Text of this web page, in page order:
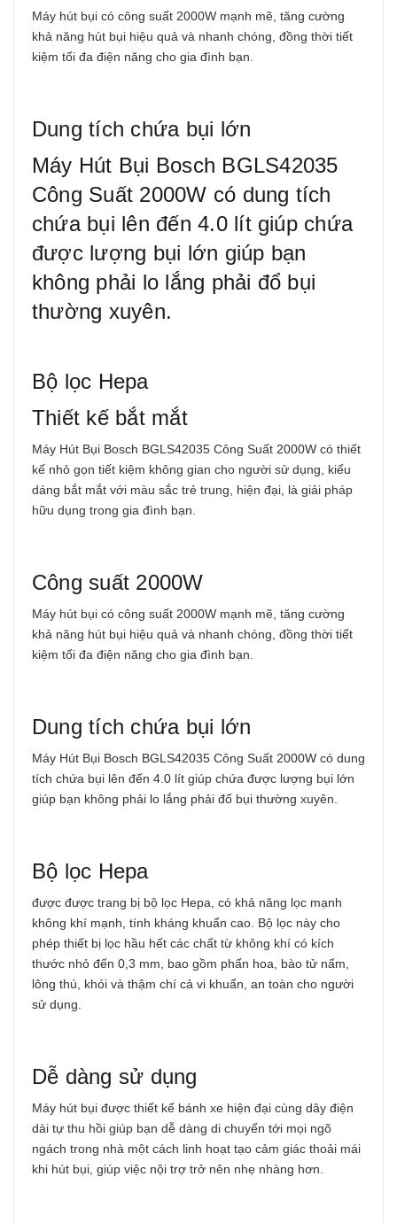
Máy hút bụi có công suất 2000W mạnh mẽ, tăng cường
khả năng hút bụi hiệu quả và nhanh chóng, đồng thời tiết
kiệm tối đa điện năng cho gia đình bạn.
Dung tích chứa bụi lớn
Máy Hút Bụi Bosch BGLS42035
Công Suất 2000W có dung tích
chứa bụi lên đến 4.0 lít giúp chứa
được lượng bụi lớn giúp bạn
không phải lo lắng phải đổ bụi
thường xuyên.
Bộ lọc Hepa
Thiết kế bắt mắt
Máy Hút Bụi Bosch BGLS42035 Công Suất 2000W có thiết
kế nhỏ gọn tiết kiệm không gian cho người sử dụng, kiểu
dáng bắt mắt với màu sắc trẻ trung, hiện đại, là giải pháp
hữu dụng trong gia đình bạn.
Công suất 2000W
Máy hút bụi có công suất 2000W mạnh mẽ, tăng cường
khả năng hút bụi hiệu quả và nhanh chóng, đồng thời tiết
kiệm tối đa điện năng cho gia đình bạn.
Dung tích chứa bụi lớn
Máy Hút Bụi Bosch BGLS42035 Công Suất 2000W có dung
tích chứa bụi lên đến 4.0 lít giúp chứa được lượng bụi lớn
giúp bạn không phải lo lắng phải đổ bụi thường xuyên.
Bộ lọc Hepa
được được trang bị bộ lọc Hepa, có khả năng lọc mạnh
không khí mạnh, tính kháng khuẩn cao. Bộ lọc này cho
phép thiết bị lọc hầu hết các chất từ không khí có kích
thước nhỏ đến 0,3 mm, bao gồm phấn hoa, bào tử nấm,
lông thú, khói và thậm chí cả vi khuẩn, an toàn cho người
sử dụng.
Dễ dàng sử dụng
Máy hút bụi được thiết kế bánh xe hiện đại cùng dây điện
dài tự thu hồi giúp bạn dễ dàng di chuyển tới mọi ngõ
ngách trong nhà một cách linh hoạt tạo cảm giác thoải mái
khi hút bụi, giúp việc nội trợ trở nên nhẹ nhàng hơn.